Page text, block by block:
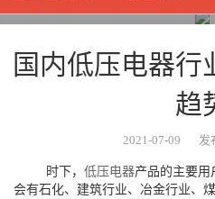
国内低压电器行
趋
2021-07-09 发
时下， 低压电器产品的主要用
会有石化、建筑行业、冶金行业、